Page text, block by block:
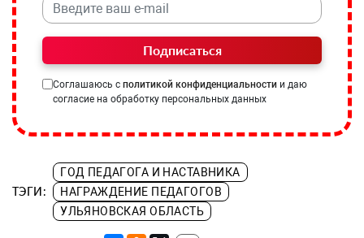
Подписаться
Соглашаюсь с политикой конфиденциальности и даю
согласие на обработку персональных данных
ТЭГИ:
ГОД ПЕДАГОГА И НАСТАВНИКА
НАГРАЖДЕНИЕ ПЕДАГОГОВ
УЛЬЯНОВСКАЯ ОБЛАСТЬ